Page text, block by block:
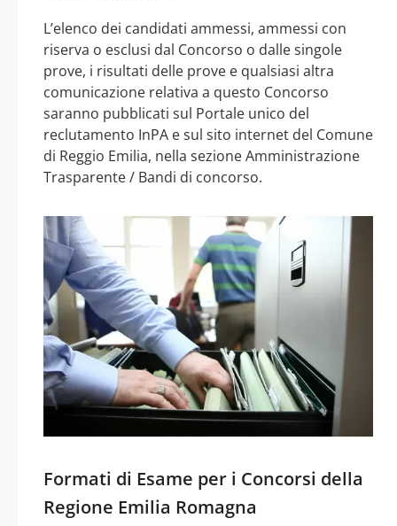
L’elenco dei candidati ammessi, ammessi con
riserva o esclusi dal Concorso o dalle singole
prove, i risultati delle prove e qualsiasi altra
comunicazione relativa a questo Concorso
saranno pubblicati sul Portale unico del
reclutamento InPA e sul sito internet del Comune
di Reggio Emilia, nella sezione Amministrazione
Trasparente / Bandi di concorso.
Formati di Esame per i Concorsi della
Regione Emilia Romagna